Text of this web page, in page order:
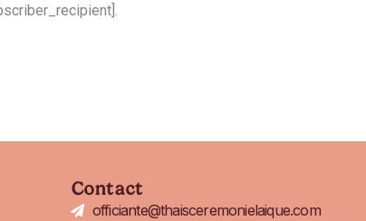
Contact
officiante@thaisceremonielaique.com